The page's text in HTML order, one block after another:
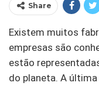
Share
Existem muitos
empresas são
estão
do planeta. A